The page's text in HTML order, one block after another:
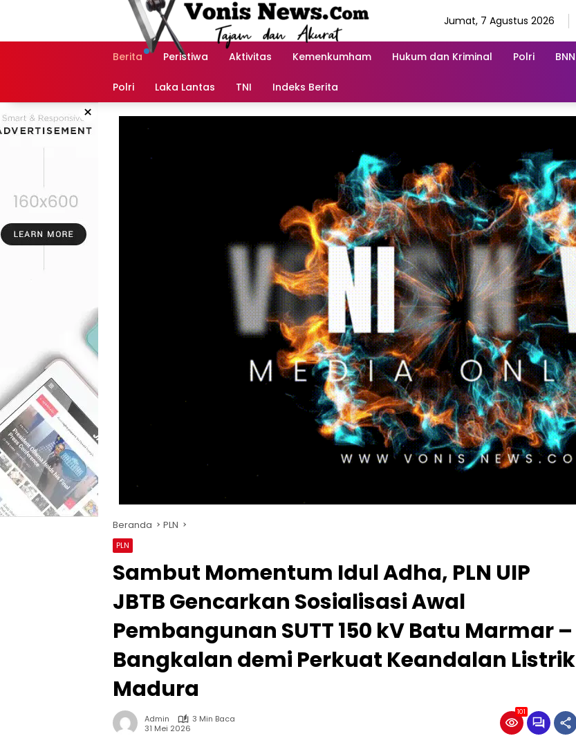
Jumat, 7 Agustus 2026
Berita Peristiwa Aktivitas Kemenkumham Hukum dan Kriminal Polri BNN
Polri Laka Lantas TNI Indeks Berita
×
Beranda PLN
PLN
Sambut Momentum Idul Adha, PLN UIP
JBTB Gencarkan Sosialisasi Awal
Pembangunan SUTT 150 kV Batu Marmar –
Bangkalan demi Perkuat Keandalan Listrik
Madura
Admin
3 Min Baca
31 Mei 2026
101